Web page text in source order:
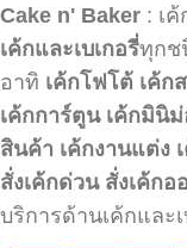
Cake n' Baker : เ
เค้กและเบเกอรี่ทุกช
อาทิ เค้กโฟโต้ เค้ก
เค้กการ์ตูน เค้กมินิ
สินค้า เค้กงานแต่ง
สั่งเค้กด่วน สั่งเค้กอ
บริการด้านเค้กและ